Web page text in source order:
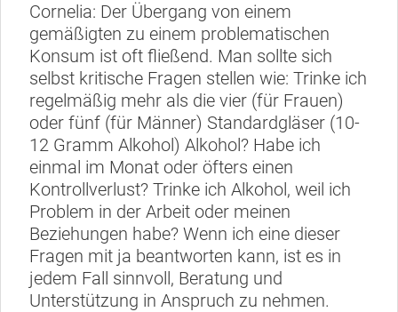
Cornelia: Der Übergang von einem
gemäßigten zu einem problematischen
Konsum ist oft fließend. Man sollte sich
selbst kritische Fragen stellen wie: Trinke ich
regelmäßig mehr als die vier (für Frauen)
oder fünf (für Männer) Standardgläser (10-
12 Gramm Alkohol) Alkohol? Habe ich
einmal im Monat oder öfters einen
Kontrollverlust? Trinke ich Alkohol, weil ich
Problem in der Arbeit oder meinen
Beziehungen habe? Wenn ich eine dieser
Fragen mit ja beantworten kann, ist es in
jedem Fall sinnvoll, Beratung und
Unterstützung in Anspruch zu nehmen.